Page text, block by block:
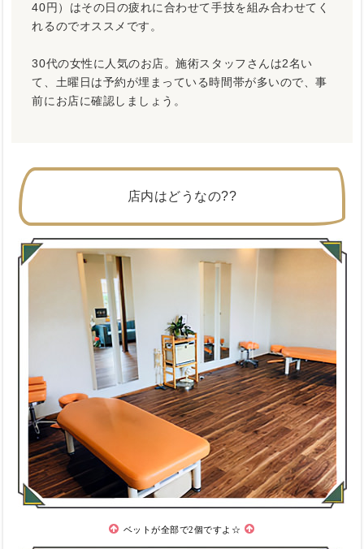
40円）はその日の疲れに合わせて手技を組み合わせてく
れるのでオススメです。
30代の女性に人気のお店。施術スタッフさんは2名い
て、土曜日は予約が埋まっている時間帯が多いので、事
前にお店に確認しましょう。
店内はどうなの??
ベットが全部で2個ですよ☆